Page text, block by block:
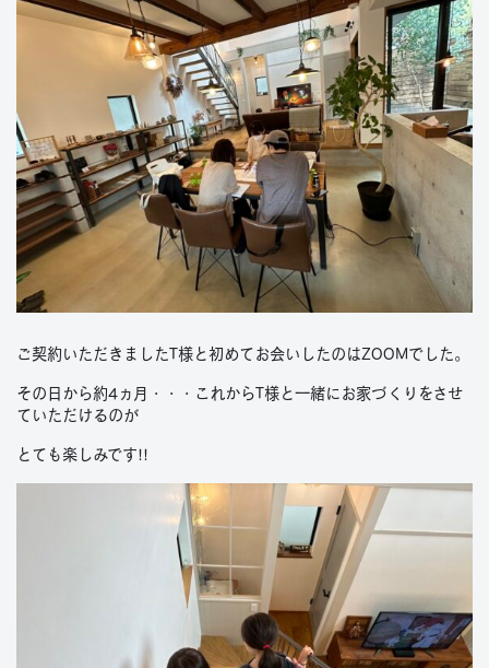
ご契約いただきましたT様と初めてお会いしたのはZOOMでした。
その日から約4ヵ月・・・これからT様と一緒にお家づくりをさせ
ていただけるのが
とても楽しみです!!